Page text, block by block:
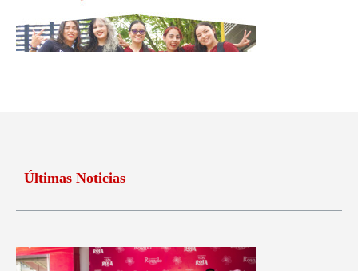
Últimas Noticias